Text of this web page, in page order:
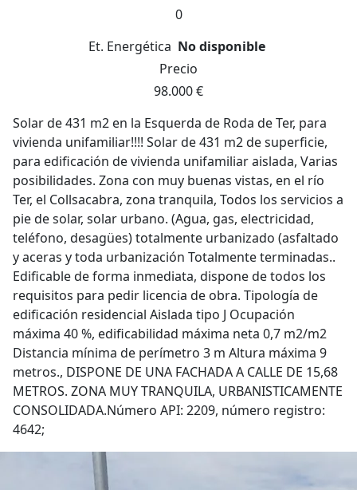
0
Et. Energética No disponible
Precio
98.000 €
Solar de 431 m2 en la Esquerda de Roda de Ter, para
vivienda unifamiliar!!!! Solar de 431 m2 de superficie,
para edificación de vivienda unifamiliar aislada, Varias
posibilidades. Zona con muy buenas vistas, en el río
Ter, el Collsacabra, zona tranquila, Todos los servicios a
pie de solar, solar urbano. (Agua, gas, electricidad,
teléfono, desagües) totalmente urbanizado (asfaltado
y aceras y toda urbanización Totalmente terminadas..
Edificable de forma inmediata, dispone de todos los
requisitos para pedir licencia de obra. Tipología de
edificación residencial Aislada tipo J Ocupación
máxima 40 %, edificabilidad máxima neta 0,7 m2/m2
Distancia mínima de perímetro 3 m Altura máxima 9
metros., DISPONE DE UNA FACHADA A CALLE DE 15,68
METROS. ZONA MUY TRANQUILA, URBANISTICAMENTE
CONSOLIDADA.Número API: 2209, número registro:
4642;